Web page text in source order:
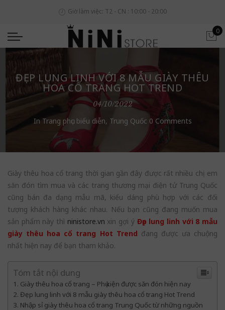
Giờ làm việc: T2 - CN : 10:00 - 20:00
0
ĐẸP LUNG LINH VỚI 8 MẪU GIÀY THÊU
HOA CỔ TRANG HOT TREND
04/10/2022
In Trang phục biểu diễn, Trung Quốc 0 Comments
Giày thêu hoa cổ trang thời gian gần đây được rất nhiều chị em
săn đón tìm mua và các trang thương mại điện tử Trung Quốc
cũng bán đa dạng mẫu mã, kiểu dáng phù hợp với các đối
tượng khách hàng khác nhau. Nếu bạn cũng đang muốn mua
sản phẩm này thì ninistore.vn xin gợi ý Đẹp lung linh với 8 mẫu
giày thêu hoa cổ trang Hot Trend đang được ưa chuộng
nhất hiện nay để bạn tham khảo.
Tóm tắt nội dung
Giày thêu hoa cổ trang – Phụ kiện được săn đón hiện nay
Đẹp lung linh với 8 mẫu giày thêu hoa cổ trang Hot Trend
Nhập sỉ giày thêu hoa cổ trang Trung Quốc từ những nguồn